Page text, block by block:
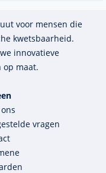
voor mensen die
kwets­baar­heid.
innova­tieve
op maat.
vragen